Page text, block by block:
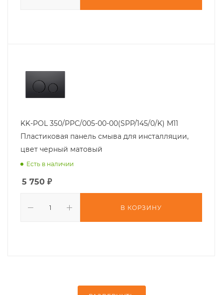
KK-POL 350/PPC/005-00-00(SPP/145/0/K) M11
Пластиковая панель смыва для инсталляции,
цвет черный матовый
Есть в наличии
5 750 ₽
В КОРЗИНУ